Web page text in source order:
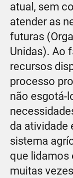
atual, sem
atender as
futuras
Unidas). Ao
recursos
processo
não esgotá-
da atividade
sistema
que lidamos
muitas